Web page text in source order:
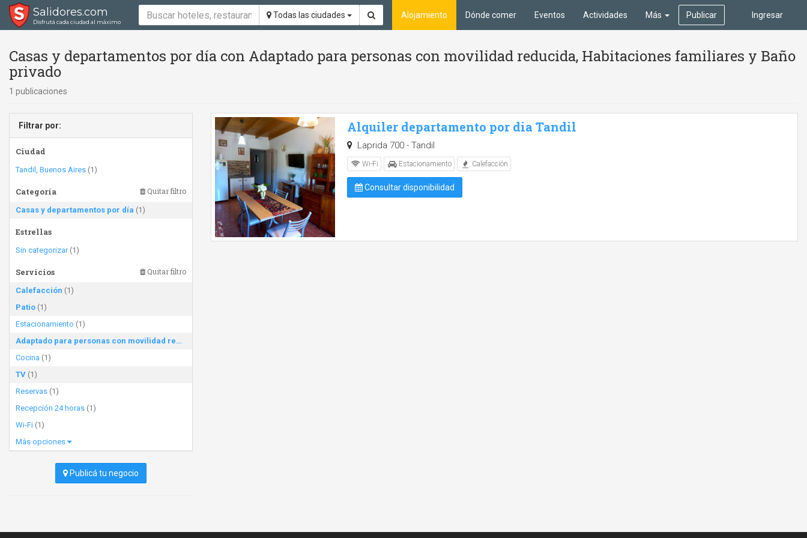
Salidores.com
Disfrutá cada ciudad al máximo
Todas las ciudades Ingresar
Alojamiento Dónde comer Eventos Actividades Más Publicar
Casas y departamentos por día con Adaptado para personas con movilidad reducida, Habitaciones familiares y Baño
privado
1 publicaciones
Filtrar por:
Ciudad
Tandil, Buenos Aires (1)
Categoría Quitar filtro
Casas y departamentos por día (1)
Estrellas
Sin categorizar(1)
Servicios Quitar filtro
Calefacción (1)
Patio (1)
Estacionamiento (1)
Adaptado para personas con movilidad reducida
Cocina (1)
TV (1)
Reservas (1)
Recepción 24 horas (1)
Wi-Fi (1)
Más opciones
Publicá tu negocio
Alquiler departamento por dia Tandil
Laprida 700 - Tandil
Wi-Fi Estacionamiento Calefacción
Consultar disponibilidad